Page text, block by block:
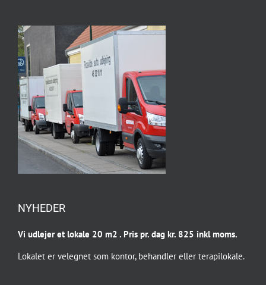
NYHEDER
Vi udlejer et lokale 20 m2 . Pris pr. dag kr. 825 inkl moms.
Lokalet er velegnet som kontor, behandler eller terapilokale.